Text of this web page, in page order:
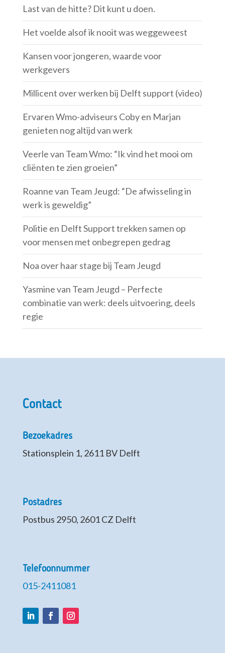
Last van de hitte? Dit kunt u doen.
Het voelde alsof ik nooit was weggeweest
Kansen voor jongeren, waarde voor
werkgevers
Millicent over werken bij Delft support (video)
Ervaren Wmo-adviseurs Coby en Marjan
genieten nog altijd van werk
Veerle van Team Wmo: “Ik vind het mooi om
cliënten te zien groeien”
Roanne van Team Jeugd: “De afwisseling in
werk is geweldig”
Politie en Delft Support trekken samen op
voor mensen met onbegrepen gedrag
Noa over haar stage bij Team Jeugd
Yasmine van Team Jeugd – Perfecte
combinatie van werk: deels uitvoering, deels
regie
Contact
Bezoekadres
Stationsplein 1, 2611 BV Delft
Postadres
Postbus 2950, 2601 CZ Delft
Telefoonnummer
015-2411081